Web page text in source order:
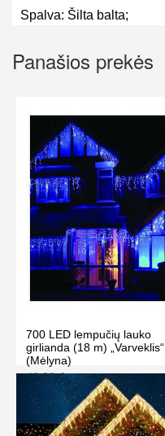
Spalva: Šilta balta;
Panašios prekės
700 LED lempučių lauko
girlianda (18 m) „Varveklis“
(Mėlyna)
49.90 €
Kaina prisijungus
69.90 €
PIRKTI